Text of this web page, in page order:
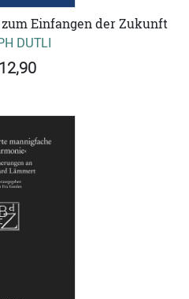
zum Einfangen der Zukunft
DUTLI